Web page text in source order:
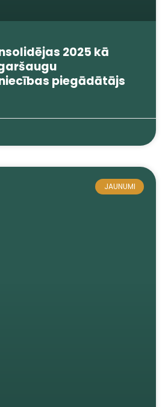
2025 kā
piegādātājs
JAUNUMI